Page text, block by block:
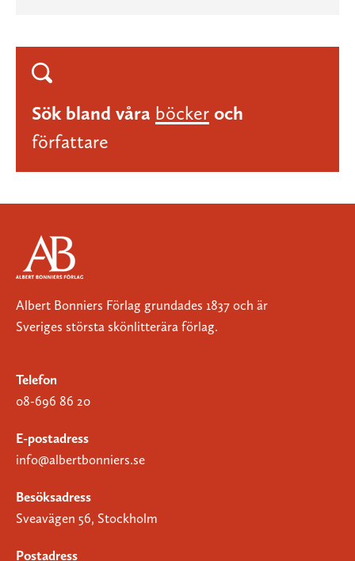
Sök bland våra böcker och
författare
Albert Bonniers Förlag grundades 1837 och är
Sveriges största skönlitterära förlag.
Telefon
08-696 86 20
E-postadress
info@albertbonniers.se
Besöksadress
Sveavägen 56, Stockholm
Postadress